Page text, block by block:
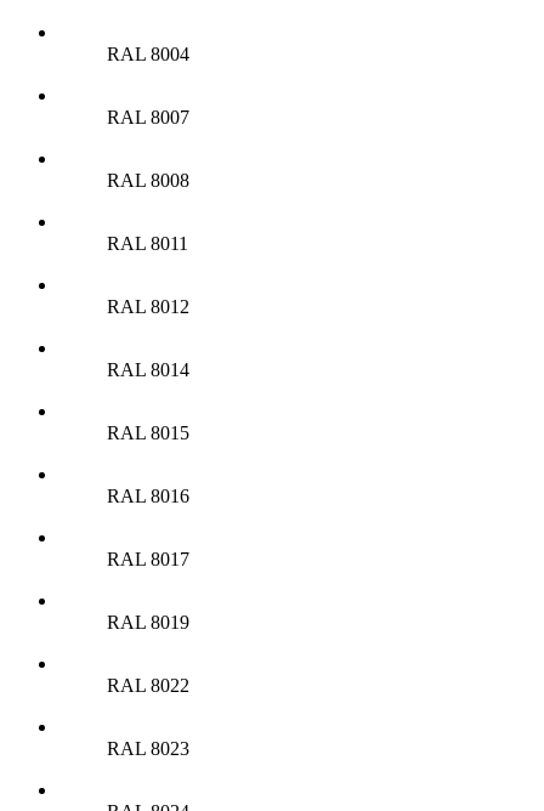
RAL 8004
RAL 8007
RAL 8008
RAL 8011
RAL 8012
RAL 8014
RAL 8015
RAL 8016
RAL 8017
RAL 8019
RAL 8022
RAL 8023